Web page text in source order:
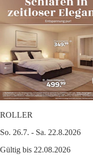
ROLLER
So. 26.7. - Sa. 22.8.2026
Gültig bis 22.08.2026